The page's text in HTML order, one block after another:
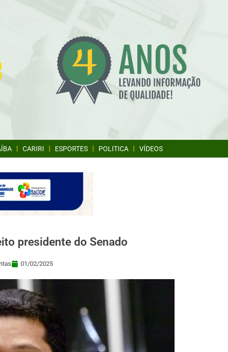
CARIRI ESPORTES POLITICA VÍDEOS
presidente do Senado
01/02/2025